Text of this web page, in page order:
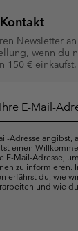
Newsletter
wenn du
150 € einkaufst.
Adresse angibst,
einen
E-Mail-Adresse,
zu informieren.
erfährst du, wie
und wie